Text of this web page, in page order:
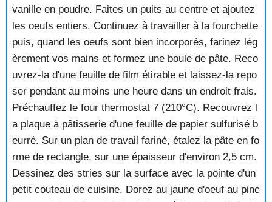
DELICIEUX DE PECHES ET FRAISES
DESSERT A DEUX FRUITS
DESSERT AUX POIRES
DESSERT AUX POMMES ET AUX MURES
DESSERT CARAMELISE AU CAFE
DESSERT GLACE AUX FRAISES
DIPLOMATE
DIPLOMATE A LA CONFITURE
DIPLOMATE AUX ABRICOTS
DIPLOMATE AUX BANANES
DIPLOMATE AUX CERISES
DOUBLE TRESSE
DOUCEUR AUX MARRONS
vanille en poudre. Faites un puits au centre et ajoutez
les oeufs entiers. Continuez à travailler à la fourchette
puis, quand les oeufs sont bien incorporés, farinez lég
èrement vos mains et formez une boule de pâte. Reco
uvrez-la d'une feuille de film étirable et laissez-la repo
ser pendant au moins une heure dans un endroit frais.
Préchauffez le four thermostat 7 (210°C). Recouvrez l
a plaque à pâtisserie d'une feuille de papier sulfurisé b
eurré. Sur un plan de travail fariné, étalez la pâte en fo
rme de rectangle, sur une épaisseur d'environ 2,5 cm.
Dessinez des stries sur la surface avec la pointe d'un
petit couteau de cuisine. Dorez au jaune d'oeuf au pinc